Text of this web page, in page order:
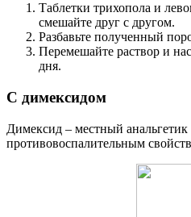
Таблетки трихопола и
смешайте друг с другом.
Разбавьте полученный
Перемешайте раствор и
дня.
С димексидом
Димексид ‒ местный
противовоспалительным